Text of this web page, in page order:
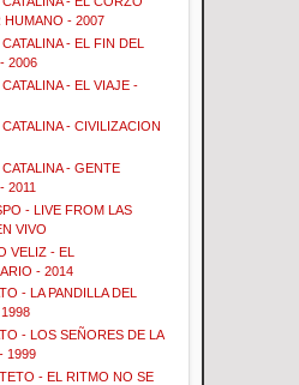
HUMANO - 2007
- EL FIN DEL
2006
- EL VIAJE -
- CIVILIZACION
- GENTE
2011
- LIVE FROM LAS
VIVO
VELIZ - EL
- 2014
- LA PANDILLA DEL
- LOS SEÑORES DE LA
1999
- EL RITMO NO SE